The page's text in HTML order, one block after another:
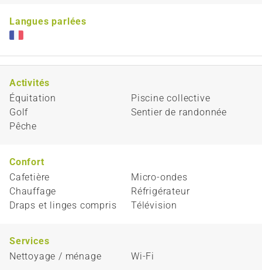
Langues parlées
Activités
Équitation
Golf
Pêche
Piscine collective
Sentier de randonnée
Confort
Cafetière
Chauffage
Draps et linges compris
Micro-ondes
Réfrigérateur
Télévision
Services
Nettoyage / ménage
Wi-Fi